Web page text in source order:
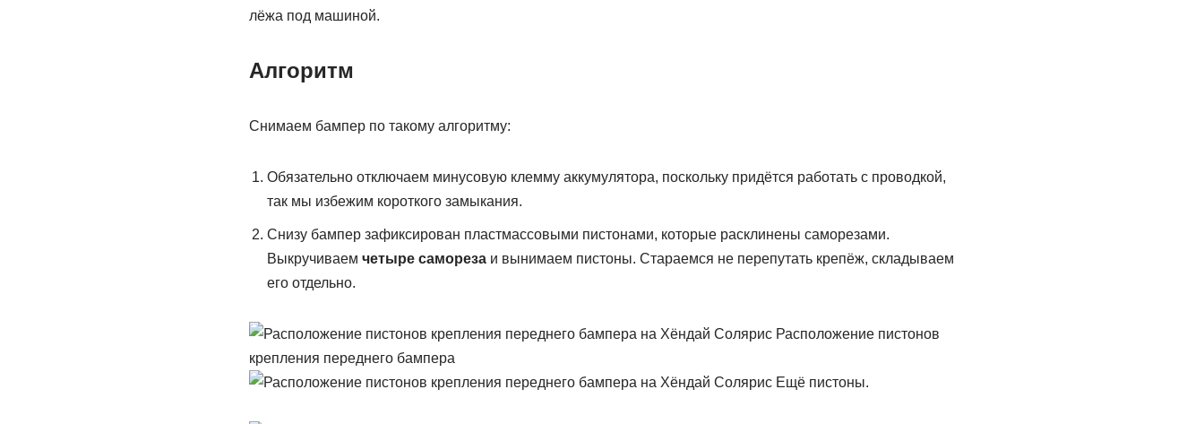
лёжа под машиной.
Алгоритм
Снимаем бампер по такому алгоритму:
Обязательно отключаем минусовую клемму аккумулятора, поскольку придётся работать с проводкой,
так мы избежим короткого замыкания.
Снизу бампер зафиксирован пластмассовыми пистонами, которые расклинены саморезами.
Выкручиваем четыре саморезаи вынимаем пистоны. Стараемся не перепутать крепёж, складываем
его отдельно.
Расположение пистонов
крепления переднего бампера
Ещё пистоны.